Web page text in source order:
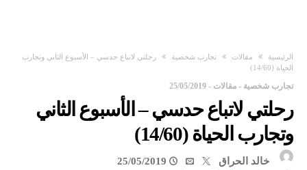
‫الرئيسية‬ مقالات تجارب شخصية
رحلتي لاتباع حدسي – الأسبوع الثاني وتجارب
الحياة (14/60)
تجارب شخصية - مقالات -
25/05/2019
رحلتي لاتباع حدسي – الأسبوع الثاني
وتجارب الحياة (14/60)
خالد الحراق
25/05/2019